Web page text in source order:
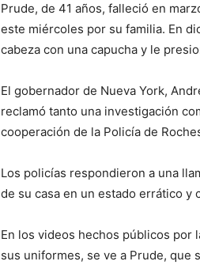
Prude, de 41 años, falleció en
este miércoles por su familia. En
cabeza con una capucha y le
El gobernador de Nueva York,
reclamó tanto una investigación
cooperación de la Policía de
Los policías respondieron a una
de su casa en un estado errático y
En los videos hechos públicos por
sus uniformes, se ve a Prude, que